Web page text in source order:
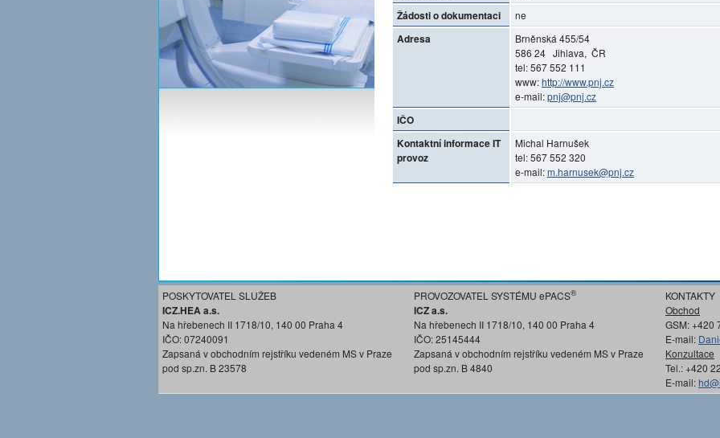
Žádosti o dokumentaci ne
Adresa
Brněnská 455/54
586 24 Jihlava, ČR
tel: 567 552 111
www:http://www.pnj.cz
e-mail:pnj@pnj.cz
IČO
Kontaktní informace IT
provoz
Michal Harnušek
tel: 567 552 320
e-mail:m.harnusek@pnj.cz
POSKYTOVATEL SLUŽEB
ICZ.HEA a.s.
Na hřebenech II 1718/10, 140 00 Praha 4
IČO: 07240091
Zapsaná v obchodním rejstříku vedeném MS v Praze
pod sp.zn. B 23578
PROVOZOVATEL SYSTÉMU ePACS®
ICZ a.s.
Na hřebenech II 1718/10, 140 00 Praha 4
IČO: 25145444
Zapsaná v obchodním rejstříku vedeném MS v Praze
pod sp.zn. B 4840
KONTAKTY
Obchod
GSM: +420
E-mail:
Konzultace
Tel.: +420
E-mail: